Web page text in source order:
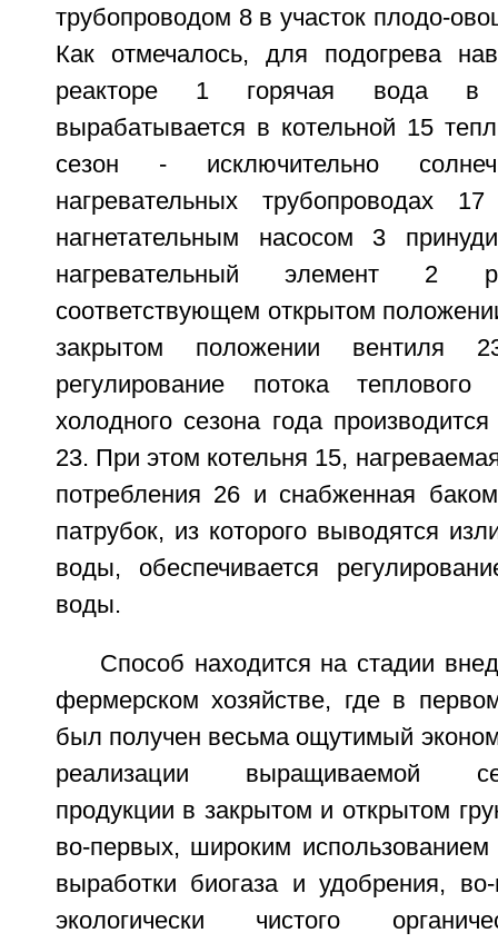
трубопроводом 8 в участок плодо-
Как отмечалось, для подогрева
реакторе 1 горячая вода в
вырабатывается в котельной 15
сезон - исключительно
нагревательных трубопроводах
нагнетательным насосом 3
нагревательный элемент 2
соответствующем открытом
закрытом положении вентиля
регулирование потока
холодного сезона года
23. При этом котельня 15,
потребления 26 и снабженная
патрубок, из которого выводятся
воды, обеспечивается
воды.
Способ находится на стадии
фермерском хозяйстве, где в
был получен весьма ощутимый
реализации выращиваемой
продукции в закрытом и открытом
во-первых, широким
выработки биогаза и удобрения,
экологически чистого